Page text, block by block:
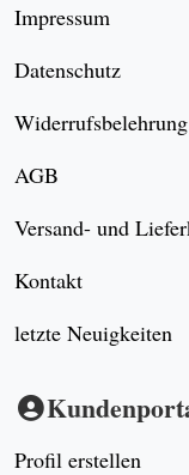
Impressum
Datenschutz
Widerrufsbelehrung
AGB
Versand- und
Kontakt
letzte Neuigkeiten
Profil erstellen